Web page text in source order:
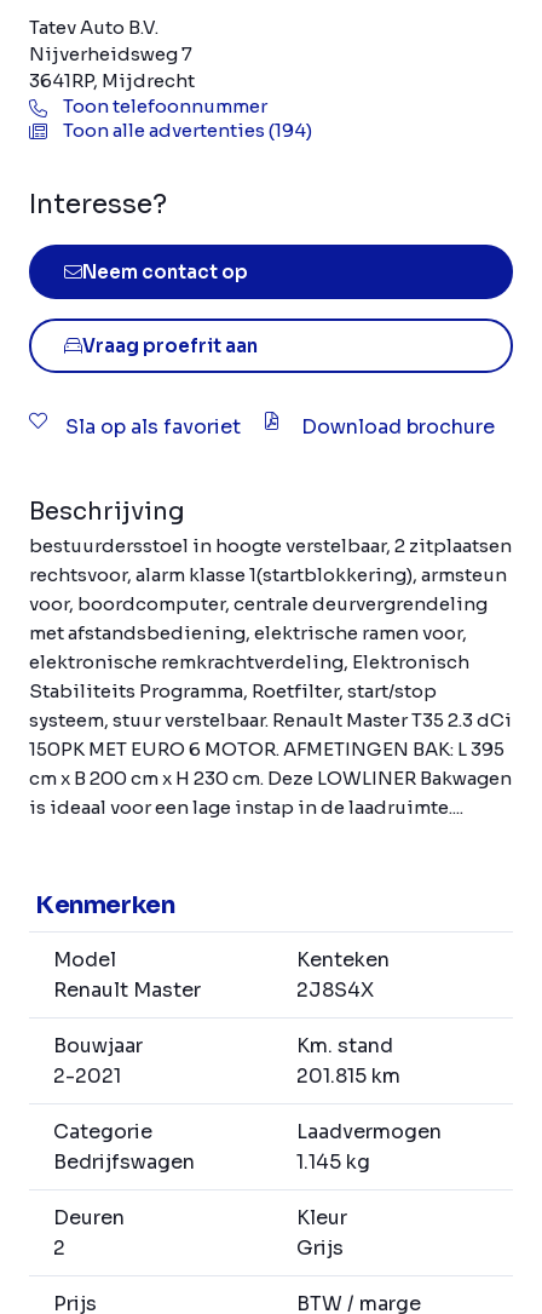
Tatev Auto B.V.
Nijverheidsweg 7
3641RP, Mijdrecht
Toon telefoonnummer
Toon alle advertenties (194)
Interesse?
Neem contact op
Vraag proefrit aan
Sla op als favoriet Download brochure
Beschrijving
bestuurdersstoel in hoogte verstelbaar, 2 zitplaatsen
rechtsvoor, alarm klasse 1(startblokkering), armsteun
voor, boordcomputer, centrale deurvergrendeling
met afstandsbediening, elektrische ramen voor,
elektronische remkrachtverdeling, Elektronisch
Stabiliteits Programma, Roetfilter, start/stop
systeem, stuur verstelbaar. Renault Master T35 2.3 dCi
150PK MET EURO 6 MOTOR. AFMETINGEN BAK: L 395
cm x B 200 cm x H 230 cm. Deze LOWLINER Bakwagen
is ideaal voor een lage instap in de laadruimte....
Kenmerken
Model
Renault Master
Kenteken
2J8S4X
Bouwjaar
2-2021
Km. stand
201.815 km
Categorie
Bedrijfswagen
Laadvermogen
1.145 kg
Deuren
2
Kleur
Grijs
Prijs
BTW / marge